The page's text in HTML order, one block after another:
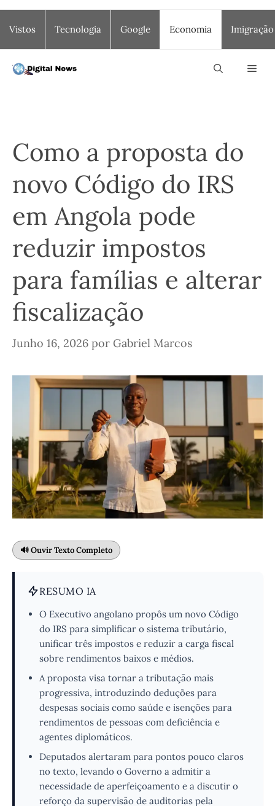
para
o
conteúdo
Vistos Tecnologia Google Economia Imigração
Como a proposta do
novo Código do IRS
em Angola pode
reduzir impostos
para famílias e alterar
fiscalização
Junho 16, 2026 por Gabriel Marcos
🔊 Ouvir Texto Completo
RESUMO IA
O Executivo angolano propôs um novo Código
do IRS para simplificar o sistema tributário,
unificar três impostos e reduzir a carga fiscal
sobre rendimentos baixos e médios.
A proposta visa tornar a tributação mais
progressiva, introduzindo deduções para
despesas sociais como saúde e isenções para
rendimentos de pessoas com deficiência e
agentes diplomáticos.
Deputados alertaram para pontos pouco claros
no texto, levando o Governo a admitir a
necessidade de aperfeiçoamento e a discutir o
reforço da supervisão de auditorias pela